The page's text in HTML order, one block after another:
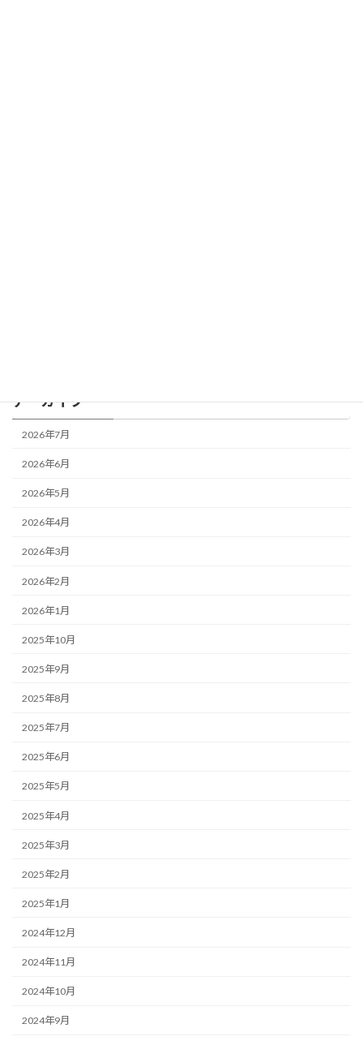
アーカイブ
2026年7月
2026年6月
2026年5月
2026年4月
2026年3月
2026年2月
2026年1月
2025年10月
2025年9月
2025年8月
2025年7月
2025年6月
2025年5月
2025年4月
2025年3月
2025年2月
2025年1月
2024年12月
2024年11月
2024年10月
2024年9月